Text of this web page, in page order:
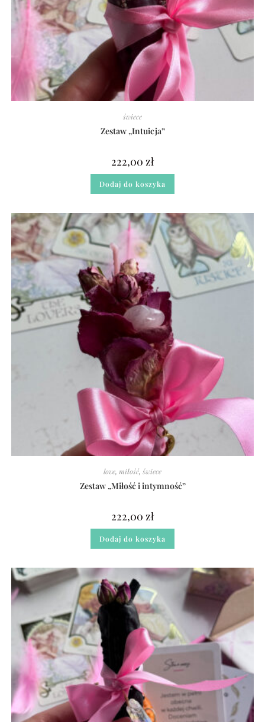
świece
Zestaw „Intuicja”
222,00 zł
Dodaj do koszyka
love, miłość, świece
Zestaw „Miłość i intymność”
222,00 zł
Dodaj do koszyka